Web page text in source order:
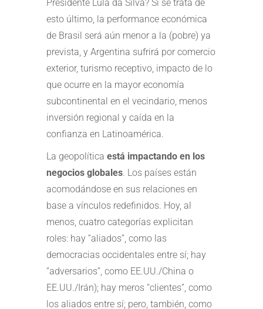
Presidente Lula da Silva? Si se trata de
esto último, la performance económica
de Brasil será aún menor a la (pobre) ya
prevista, y Argentina sufrirá por comercio
exterior, turismo receptivo, impacto de lo
que ocurre en la mayor economía
subcontinental en el vecindario, menos
inversión regional y caída en la
confianza en Latinoamérica.
La geopolítica está impactando en los
negocios globales. Los países están
acomodándose en sus relaciones en
base a vínculos redefinidos. Hoy, al
menos, cuatro categorías explicitan
roles: hay “aliados”, como las
democracias occidentales entre sí; hay
“adversarios”, como EE.UU./China o
EE.UU./Irán); hay meros “clientes”, como
los aliados entre sí; pero, también, como